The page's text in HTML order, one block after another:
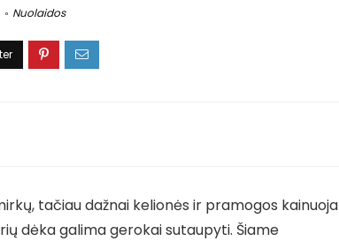
Nuolaidos
tačiau dažnai kelionės ir pramogos kainuoja
dėka galima gerokai sutaupyti. Šiame